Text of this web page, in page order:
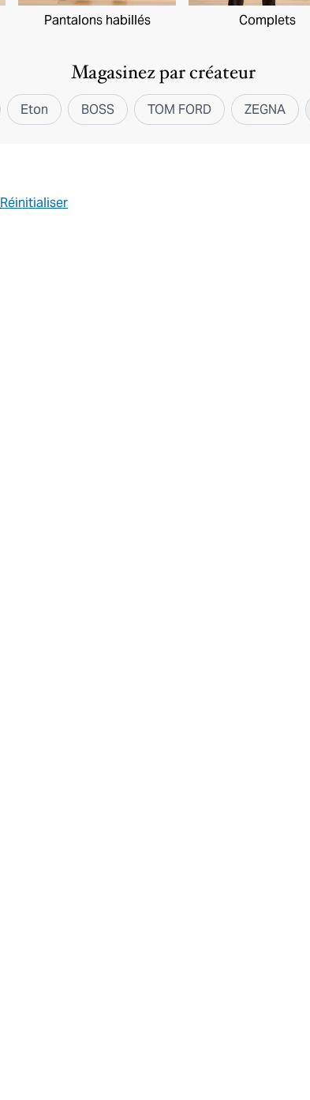
Pantalons habillés Complets
Magasinez par créateur
Eton BOSS TOM FORD ZEGNA
Réinitialiser